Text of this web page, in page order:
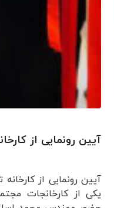
آیین رونمایی از
آیین رونمایی از
یکی از کارخانجات